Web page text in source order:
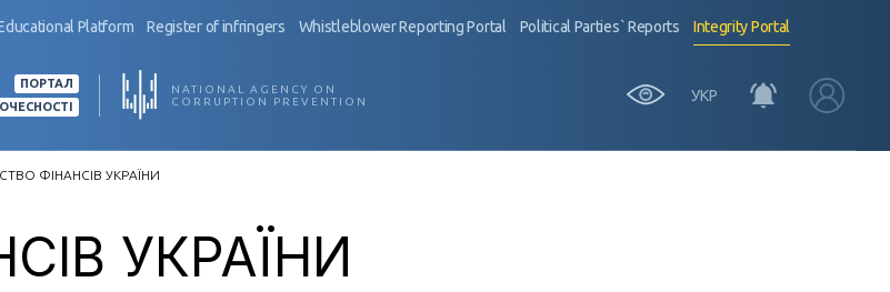
Platform Register of infringers Whistleblower Reporting Portal Political Parties` Reports Integrity Portal
ПОРТАЛ
NATIONAL AGENCY ON
CORRUPTION PREVENTION
УКР
ФІНАНСІВ УКРАЇНИ
УКРАЇНИ